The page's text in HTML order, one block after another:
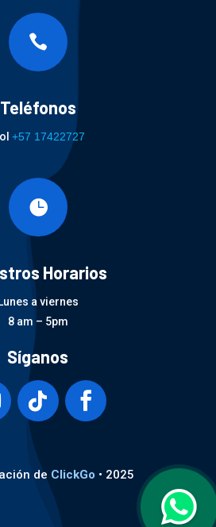

Teléfonos
+57 17422727

Horarios
Lunes a viernes
8 am – 5pm
Síganos
de ClickGo • 2025